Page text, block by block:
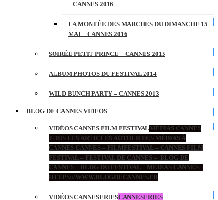
– CANNES 2016
LA MONTÉE DES MARCHES DU DIMANCHE 15
MAI – CANNES 2016
SOIRÉE PETIT PRINCE – CANNES 2015
ALBUM PHOTOS DU FESTIVAL 2014
WILD BUNCH PARTY – CANNES 2013
BLOG DE CANNES VIDEOS
VIDÉOS CANNES FILM FESTIVALMÉDIAS CANNES
TOUS LES ARTICLES AUTOUR DES MÉDIAS À
CANNES CANNES – FILMFESTIVAL – CANNES FILM
FESTIVAL – FESTIVAL DE CANNES – BLOG DE
CANNES – BLOG DU FESTIVAL – MEDIAS CANNES –
HTTPS://WWW.BLOGDECANNES.FR
VIDÉOS CANNESERIESCANNESERIES